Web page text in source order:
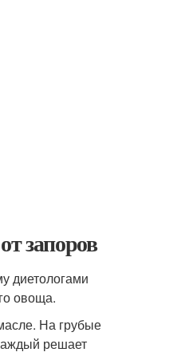
запоров
диетологами
овоща.
На грубые
решает